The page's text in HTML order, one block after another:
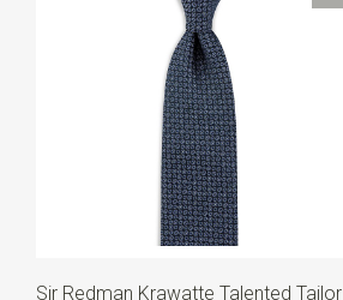
Sir Redman Krawatte Talented Tailor